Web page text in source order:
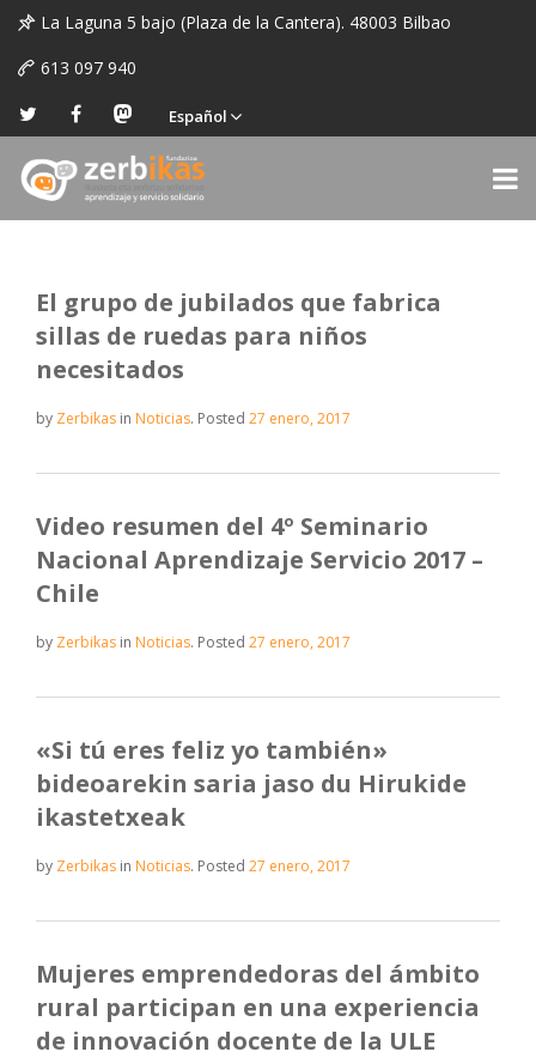
La Laguna 5 bajo (Plaza de la Cantera). 48003 Bilbao
613 097 940
Español
El grupo de jubilados que fabrica
sillas de ruedas para niños
necesitados
by Zerbikas in Noticias. Posted 27 enero, 2017
Video resumen del 4º Seminario
Nacional Aprendizaje Servicio 2017 –
Chile
by Zerbikas in Noticias. Posted 27 enero, 2017
«Si tú eres feliz yo también»
bideoarekin saria jaso du Hirukide
ikastetxeak
by Zerbikas in Noticias. Posted 27 enero, 2017
Mujeres emprendedoras del ámbito
rural participan en una experiencia
de innovación docente de la ULE